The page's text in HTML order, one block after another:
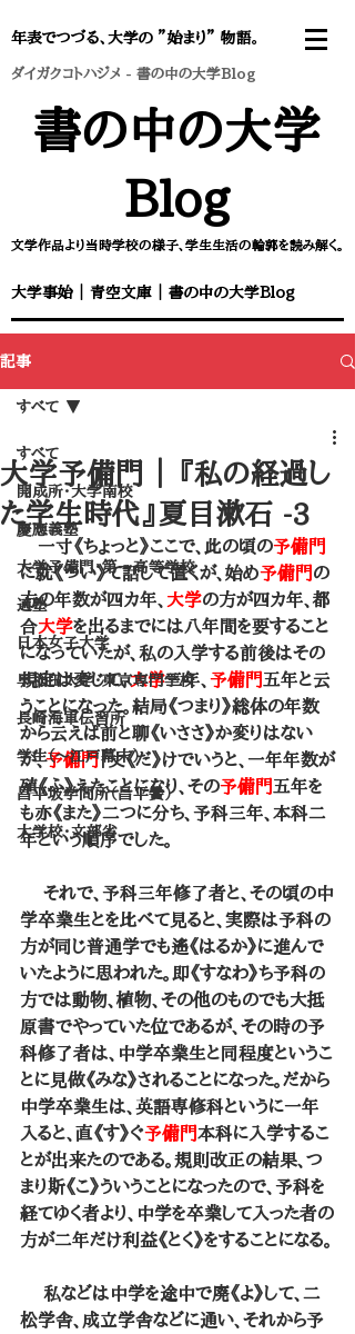
年表でつづる、大学の ”始まり” 物語。
ダイガクコトハジメ - 書の中の大学Blog
書の中の大学
Blog
文学作品より当時学校の様子、学生生活の輪郭を読み解く。
大学事始 青空文庫 書の中の大学Blog
記事
すべて
開成所・大学南校
慶應義塾
大学予備門・第一高等学校
適塾
日本女子大学
早稲田大学・東京専門学校
長崎海軍伝習所
学生（～江戸幕末）
昌平坂学問所（昌平黌）
大学校・文部省
すべて
大学予備門 ｜ ​​『私の経過し
た学生時代』夏目漱石 -3
一寸《ちょっと》ここで、此の頃の予備門
に就《つい》て話して置くが、始め予備門 の
方の年数が四カ年、 大学の方が四カ年、都
合大学を出るまでには八年間を要すること
になっていたが、私の入学する前後はその
規定は変じて、大学三年、 予備門 五年と云
うことになった。結局《つまり》総体の年数
から云えば前と聊《いささ》か変りはない
が、予備門｜丈《だ》けでいうと、一年年数が
殖《ふ》えたことになり、その予備門 五年を
も亦《また》二つに分ち、予科三年、本科二
年という順序でした。
学卒業生とを比べて見ると、実際は予科の
方が同じ普通学でも遙《はるか》に進んで
いたように思われた。即《すなわ》ち予科の
方では動物、植物、その他のものでも大抵
原書でやっていた位であるが、その時の予
科修了者は、中学卒業生と同程度というこ
とに見做《みな》されることになった。だから
中学卒業生は、英語専修科というに一年
入ると、直《す》ぐ予備門本科に入学するこ
とが出来たのである。規則改正の結果、つ
まり斯《こ》ういうことになったので、予科を
経てゆく者より、中学を卒業して入った者の
方が二年だけ利益《とく》をすることになる。
松学舎、成立学舎などに通い、それから予